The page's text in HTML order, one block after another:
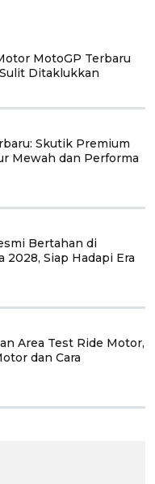
MotoGP Terbaru
Ditaklukkan
Skutik Premium
Mewah dan Performa
Bertahan di
2028, Siap Hadapi Era
Area Test Ride Motor,
dan Cara